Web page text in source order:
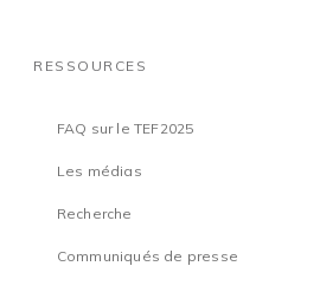
RESSOURCES
FAQ sur le TEF2025
Les médias
Recherche
Communiqués de presse